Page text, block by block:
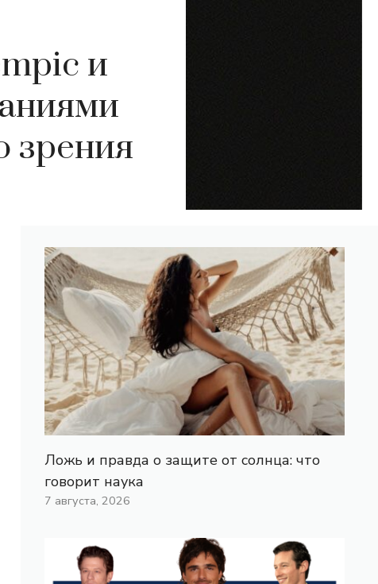
и
зрения
Ложь и правда о защите от солнца: что
говорит наука
7 августа, 2026